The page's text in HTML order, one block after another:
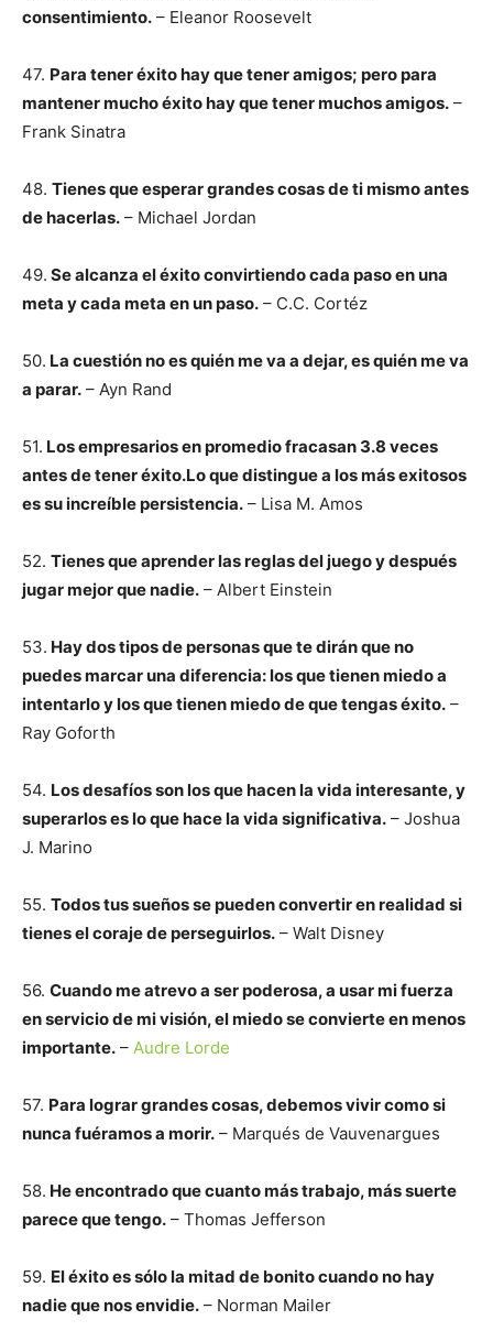
consentimiento. – Eleanor Roosevelt
47. Para tener éxito hay que tener amigos; pero para
mantener mucho éxito hay que tener muchos amigos. –
Frank Sinatra
48. Tienes que esperar grandes cosas de ti mismo antes
de hacerlas. – Michael Jordan
49. Se alcanza el éxito convirtiendo cada paso en una
meta y cada meta en un paso. – C.C. Cortéz
50. La cuestión no es quién me va a dejar, es quién me va
a parar. – Ayn Rand
51. Los empresarios en promedio fracasan 3.8 veces
antes de tener éxito.Lo que distingue a los más exitosos
es su increíble persistencia. – Lisa M. Amos
52. Tienes que aprender las reglas del juego y después
jugar mejor que nadie. – Albert Einstein
53. Hay dos tipos de personas que te dirán que no
puedes marcar una diferencia: los que tienen miedo a
intentarlo y los que tienen miedo de que tengas éxito. –
Ray Goforth
54. Los desafíos son los que hacen la vida interesante, y
superarlos es lo que hace la vida significativa. – Joshua
J. Marino
55. Todos tus sueños se pueden convertir en realidad si
tienes el coraje de perseguirlos. – Walt Disney
56. Cuando me atrevo a ser poderosa, a usar mi fuerza
en servicio de mi visión, el miedo se convierte en menos
importante. – Audre Lorde
57. Para lograr grandes cosas, debemos vivir como si
nunca fuéramos a morir. – Marqués de Vauvenargues
58. He encontrado que cuanto más trabajo, más suerte
parece que tengo. – Thomas Jefferson
59. El éxito es sólo la mitad de bonito cuando no hay
nadie que nos envidie. – Norman Mailer